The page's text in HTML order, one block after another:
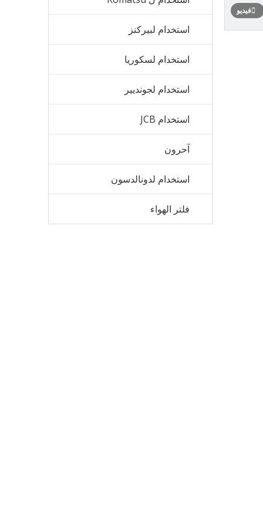
استخدام لبيركنز
استخدام لسكوريا
استخدام لجونديير
استخدام JCB
آحرون
استخدام لدونالدسون
فلتر الهواء
فيديو